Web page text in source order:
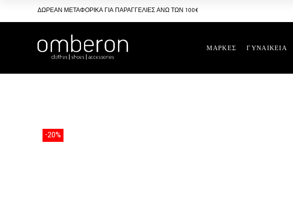
the
ΔΩΡΕΑΝ ΜΕΤΑΦΟΡΙΚΑ ΓΙΑ ΠΑΡΑΓΓΕΛΙΕΣ ΑΝΩ ΤΩΝ 100€
ΜΑΡΚΕΣ ΓΥΝΑΙΚΕΙΑ
-20%